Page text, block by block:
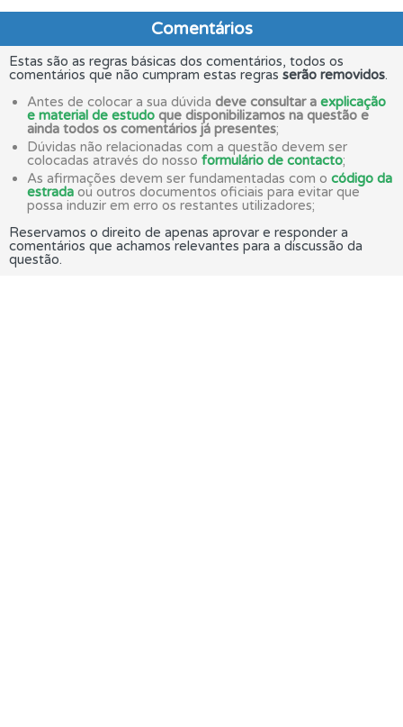
Comentários
Estas são as regras básicas dos comentários, todos os
comentários que não cumpram estas regras serão removidos.
Antes de colocar a sua dúvida deve consultar a explicação
e material de estudo que disponibilizamos na questão e
ainda todos os comentários já presentes;
Dúvidas não relacionadas com a questão devem ser
colocadas através do nosso formulário de contacto;
As afirmações devem ser fundamentadas com o código da
estrada ou outros documentos oficiais para evitar que
possa induzir em erro os restantes utilizadores;
Reservamos o direito de apenas aprovar e responder a
comentários que achamos relevantes para a discussão da
questão.